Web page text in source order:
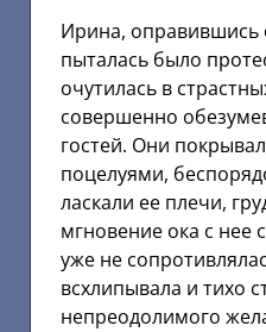
Ирина, оправившись
пыталась было
очутилась в
совершенно
гостей. Они
поцелуями,
ласкали ее плечи,
мгновение ока с нее
уже не
всхлипывала и тихо
непреодолимого